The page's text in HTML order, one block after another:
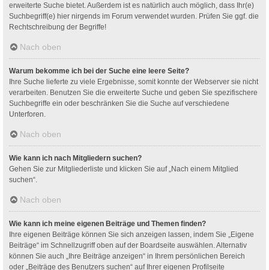
erweiterte Suche bietet. Außerdem ist es natürlich auch möglich, dass Ihr(e)
Suchbegriff(e) hier nirgends im Forum verwendet wurden. Prüfen Sie ggf. die
Rechtschreibung der Begriffe!
Nach oben
Warum bekomme ich bei der Suche eine leere Seite?
Ihre Suche lieferte zu viele Ergebnisse, somit konnte der Webserver sie nicht
verarbeiten. Benutzen Sie die erweiterte Suche und geben Sie spezifischere
Suchbegriffe ein oder beschränken Sie die Suche auf verschiedene
Unterforen.
Nach oben
Wie kann ich nach Mitgliedern suchen?
Gehen Sie zur Mitgliederliste und klicken Sie auf „Nach einem Mitglied
suchen“.
Nach oben
Wie kann ich meine eigenen Beiträge und Themen finden?
Ihre eigenen Beiträge können Sie sich anzeigen lassen, indem Sie „Eigene
Beiträge“ im Schnellzugriff oben auf der Boardseite auswählen. Alternativ
können Sie auch „Ihre Beiträge anzeigen“ in Ihrem persönlichen Bereich
oder „Beiträge des Benutzers suchen“ auf Ihrer eigenen Profilseite